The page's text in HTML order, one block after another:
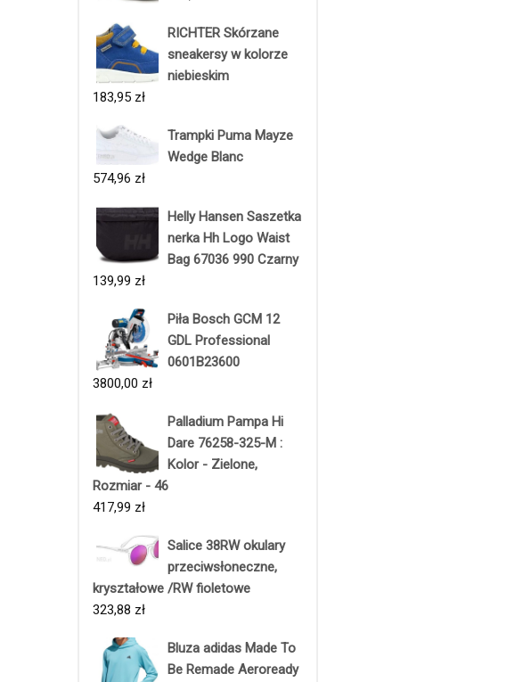
RICHTER Skórzane
sneakersy w kolorze
niebieskim
183,95 zł
Trampki Puma Mayze
Wedge Blanc
574,96 zł
Helly Hansen Saszetka
nerka Hh Logo Waist
Bag 67036 990 Czarny
139,99 zł
Piła Bosch GCM 12
GDL Professional
0601B23600
3800,00 zł
Palladium Pampa Hi
Dare 76258-325-M :
Kolor - Zielone,
Rozmiar - 46
417,99 zł
Salice 38RW okulary
przeciwsłoneczne,
kryształowe /RW fioletowe
323,88 zł
Bluza adidas Made To
Be Remade Aeroready